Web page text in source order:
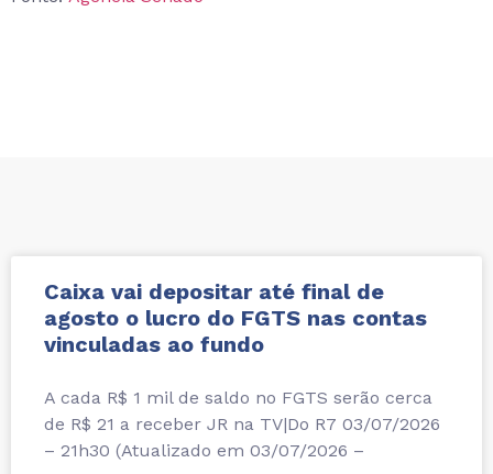
Caixa vai depositar até final de
agosto o lucro do FGTS nas contas
vinculadas ao fundo
A cada R$ 1 mil de saldo no FGTS serão cerca
de R$ 21 a receber JR na TV|Do R7 03/07/2026
– 21h30 (Atualizado em 03/07/2026 –